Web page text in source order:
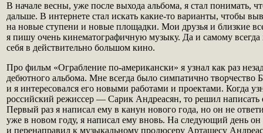
В начале весны, уже после выхода альбома, я стал понимать,
дальше. В интернете стал искать какие-то варианты, чтобы
на новые ступени и новые площадки. Мои друзья и близкие
я пишу очень кинематографичную музыку. Да и самому всегда
себя в действительно большом кино.
Про фильм «Ограбление по-американски» я узнал как раз
дебютного альбома. Мне всегда было симпатично творчество
и я интересовался его новыми работами и проектами. Когда
российский режиссер — Сарик Андреасян, то решил написать
Первый раз я написал ему в канун нового года, но он не
уже в новом году, я написал ему вновь. На следующий день он
и перенаправил к музыкальному продюсеру Арташесу